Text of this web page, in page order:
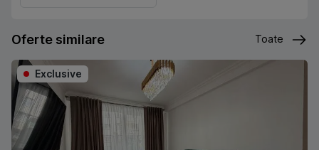
Oferte similare Toate
Exclusive